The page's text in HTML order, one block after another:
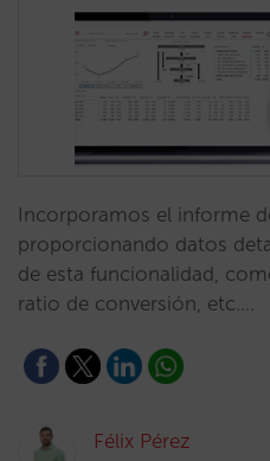
Incorporamos el informe
proporcionando datos
de esta funcionalidad,
ratio de conversión, etc.…
Félix Pérez